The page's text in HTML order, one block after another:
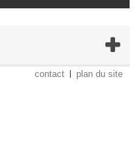
contact plan du site